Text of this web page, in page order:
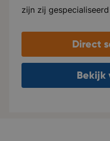
zijn zij
de persoonlijke
klanten in gesprek en
label het beste tot
product. Daarnaast
Direct
Bekijk